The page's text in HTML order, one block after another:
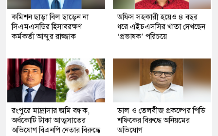
কমিশন ছাড়া বিল ছাড়েন না
সিএমএসডির হিসাবরক্ষণ
কর্মকর্তা আব্দুর রাজ্জাক
অফিস সহকারী হয়েও ৪ বছর
ধরে এইচএসসির খাতা দেখছেন
‘প্রভাষক’ পরিচয়ে
রংপুরে মাদ্রাসার জমি বন্ধক,
অর্ধকোটি টাকা আত্মসাতের
অভিযোগ বিএনপি নেতার বিরুদ্ধে
ডাল ও তেলবীজ প্রকল্পের পিডি
শফিকের বিরুদ্ধে অনিয়মের
অভিযোগ